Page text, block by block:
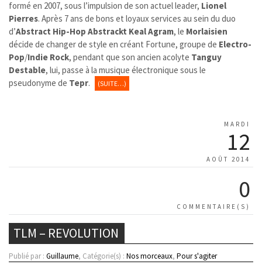
formé en 2007, sous l’impulsion de son actuel leader, Lionel
Pierres. Après 7 ans de bons et loyaux services au sein du duo
d’Abstract Hip-Hop Abstrackt Keal Agram, le Morlaisien
décide de changer de style en créant Fortune, groupe de Electro-
Pop/Indie Rock, pendant que son ancien acolyte Tanguy
Destable, lui, passe à la musique électronique sous le
pseudonyme de Tepr. (SUITE…)
MARDI
12
AOÛT 2014
0
COMMENTAIRE(S)
TLM – REVOLUTION
Publié par : Guillaume, Catégorie(s) : Nos morceaux, Pour s'agiter